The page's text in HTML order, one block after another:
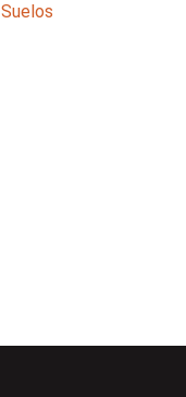
Suelos